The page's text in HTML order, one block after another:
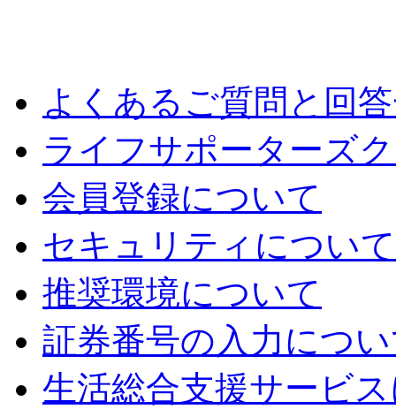
よくあるご質問と回
ライフサポーターズ
会員登録について
セキュリティについて
推奨環境について
証券番号の入力につ
生活総合支援サービ